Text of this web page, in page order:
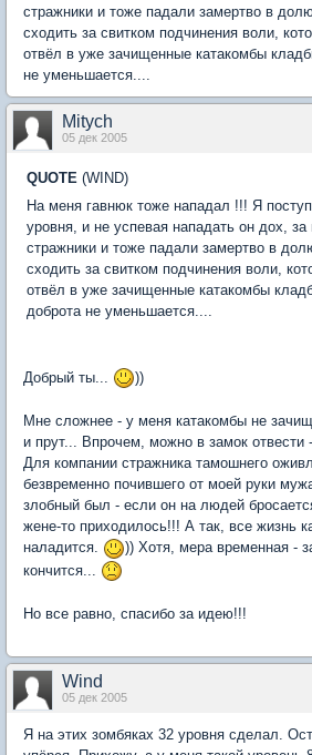
стражники и тоже падали замертво в
сходить за свитком подчинения воли,
отвёл в уже зачищенные катакомбы
не уменьшается....
Mitych
05 дек 2005
QUOTE (WIND)
На меня гавнюк тоже нападал !!! Я
уровня, и не успевая нападать он дох, за
стражники и тоже падали замертво в
сходить за свитком подчинения воли,
отвёл в уже зачищенные катакомбы
доброта не уменьшается....
Добрый ты... ))
Мне сложнее - у меня катакомбы не
и прут... Впрочем, можно в замок отвести
Для компании стражника тамошнего
безвременно почившего от моей руки
злобный был - если он на людей
жене-то приходилось!!! А так, все жизнь
наладится.
)) Хотя, мера временная -
кончится...
Но все равно, спасибо за идею!!!
Wind
05 дек 2005
Я на этих зомбяках 32 уровня сделал.